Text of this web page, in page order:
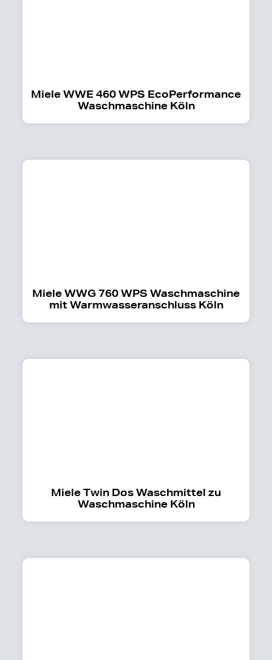
Miele WWE 460 WPS EcoPerformance
Waschmaschine Köln
Miele WWG 760 WPS Waschmaschine
mit Warmwasseranschluss Köln
Miele Twin Dos Waschmittel zu
Waschmaschine Köln